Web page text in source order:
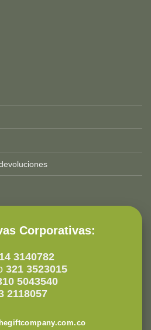
Corporativas:
3140782
321 3523015
5043540
2118057